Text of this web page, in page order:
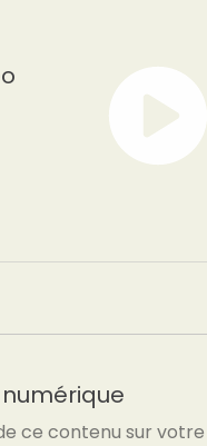
ce contenu sur